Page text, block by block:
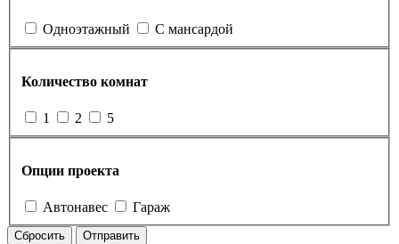
Одноэтажный С мансардой
Количество комнат
1 2 5
Опции проекта
Автонавес Гараж
Сбросить Отправить